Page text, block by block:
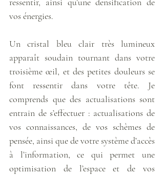
vos énergies.
Un cristal bleu clair très lumineux
apparaît soudain tournant dans votre
troisième œil, et des petites douleurs se
font ressentir dans votre tête. Je
comprends que des actualisations sont
entrain de s’effectuer : actualisations de
vos connaissances, de vos schèmes de
pensée, ainsi que de votre système d’accès
à l’information, ce qui permet une
optimisation de l’espace et de vos